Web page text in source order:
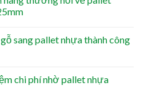
sang pallet nhựa thành công
chi phí nhờ pallet nhựa